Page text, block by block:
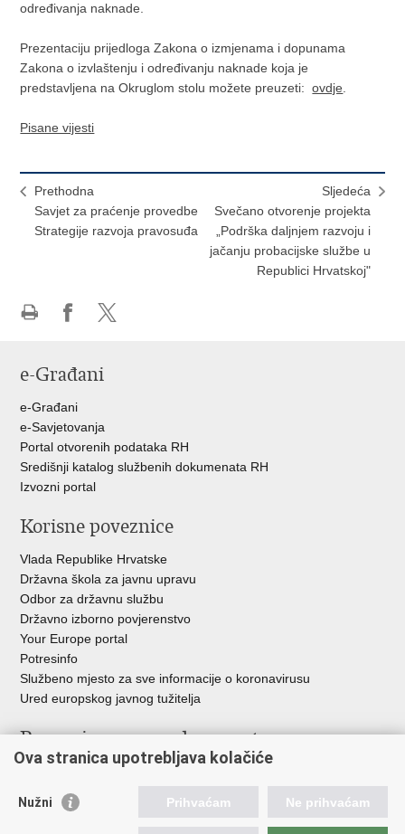
određivanja naknade.
Prezentaciju prijedloga Zakona o izmjenama i dopunama
Zakona o izvlaštenju i određivanju naknade koja je
predstavljena na Okruglom stolu možete preuzeti:ovdje.
Pisane vijesti
Prethodna
Savjet za praćenje provedbe
Strategije razvoja pravosuđa
Sljedeća
Svečano otvorenje projekta
„Podrška daljnjem razvoju i
jačanju probacijske službe u
Republici Hrvatskoj"
FacebookuTwitteru
e-Građani
e-Građani
e-Savjetovanja
Portal otvorenih podataka RH
Središnji katalog službenih dokumenata RH
Izvozni portal
Korisne poveznice
Vlada Republike Hrvatske
Državna škola za javnu upravu
Odbor za državnu službu
Državno izborno povjerenstvo
Your Europe portal
Potresinfo
Službeno mjesto za sve informacije o koronavirusu
Ured europskog javnog tužitelja
Poveznice pravosudnog sustava
Državno odvjetništvo
Ured za suzbijanje korupcije i organiziranog kriminaliteta
Ova stranica upotrebljava kolačiće
Nužni Prihvaćam Ne prihvaćam